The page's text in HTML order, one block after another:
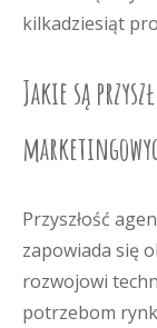
kilkadziesiąt
Jakie są
Przyszłość
zapowiada się
rozwojowi
potrzebom